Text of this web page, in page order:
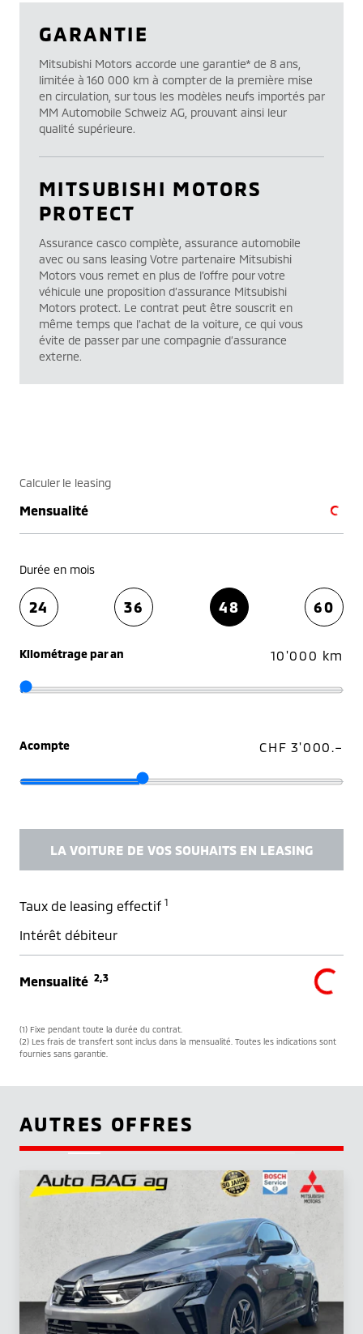
GARANTIE
Mitsubishi Motors accorde une garantie* de 8 ans,
limitée à 160 000 km à compter de la première mise
en circulation, sur tous les modèles neufs importés par
MM Automobile Schweiz AG, prouvant ainsi leur
qualité supérieure.
MITSUBISHI MOTORS
PROTECT
Assurance casco complète, assurance automobile
avec ou sans leasing Votre partenaire Mitsubishi
Motors vous remet en plus de l’offre pour votre
véhicule une proposition d’assurance Mitsubishi
Motors protect. Le contrat peut être souscrit en
même temps que l’achat de la voiture, ce qui vous
évite de passer par une compagnie d’assurance
externe.
Calculer le leasing
Mensualité
Durée en mois
24 36 48 60
Kilométrage par an 10'000 km
Acompte CHF 3'000.–
LA VOITURE DE VOS SOUHAITS EN LEASING
Taux de leasing effectif 1
Intérêt débiteur
Mensualité 2,3
(1) Fixe pendant toute la durée du contrat.
(2) Les frais de transfert sont inclus dans la mensualité. Toutes les indications sont
fournies sans garantie.
AUTRES OFFRES